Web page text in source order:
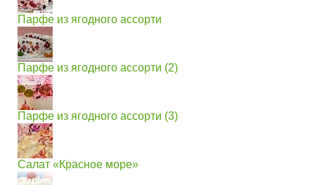
Парфе из ягодного ассорти
Парфе из ягодного ассорти (2)
Парфе из ягодного ассорти (3)
Салат «Красное море»